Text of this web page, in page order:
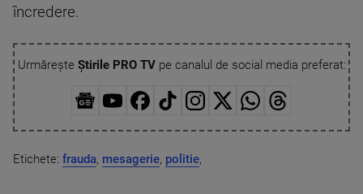
încredere.
Urmărește Știrile PRO TVpe canalul de social media preferat:
Etichete: frauda, mesagerie, politie,